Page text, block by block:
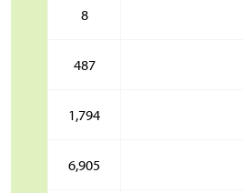
8
487
1,794
6,905